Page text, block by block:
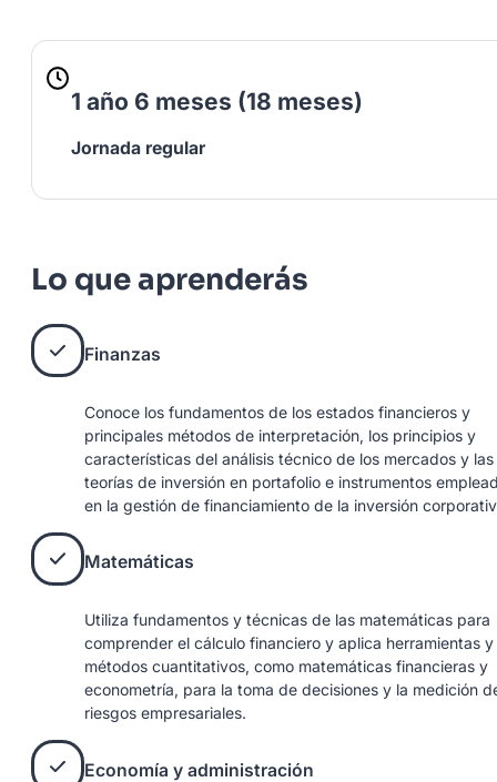
1 año 6 meses (18 meses)
Jornada regular
Lo que aprenderás
Finanzas
Conoce los fundamentos de los estados financieros y
principales métodos de interpretación, los principios y
características del análisis técnico de los mercados y las
teorías de inversión en portafolio e instrumentos
en la gestión de financiamiento de la inversión
Matemáticas
Utiliza fundamentos y técnicas de las matemáticas para
comprender el cálculo financiero y aplica herramientas y
métodos cuantitativos, como matemáticas financieras y
econometría, para la toma de decisiones y la medición
riesgos empresariales.
Economía y administración